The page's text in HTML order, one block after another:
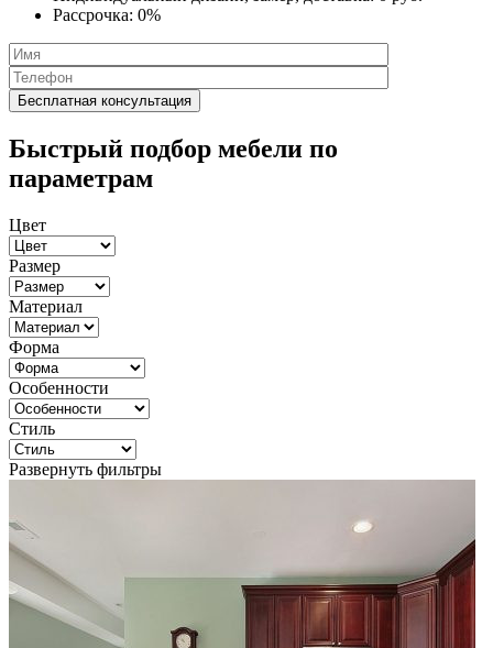
Рассрочка: 0%
Быстрый подбор мебели по
параметрам
Цвет
Размер
Материал
Форма
Особенности
Стиль
Развернуть фильтры